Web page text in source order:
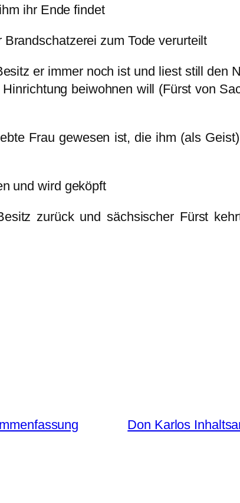
ihr Ende findet
zum Tode verurteilt
er immer noch ist und liest still den
beiwohnen will (Fürst von
Frau gewesen ist, die ihm (als
und wird geköpft
zurück und sächsischer Fürst
Don Karlos